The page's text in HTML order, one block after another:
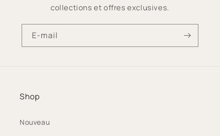
collections et offres exclusives.
E-mail
Shop
Nouveau